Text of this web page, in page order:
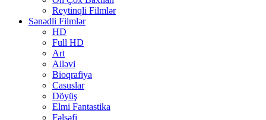
Reytinqli Filmlər
Sənədli Filmlər
HD
Full HD
Art
Ailəvi
Bioqrafiya
Casuslar
Döyüş
Elmi Fantastika
Fəlsəfi